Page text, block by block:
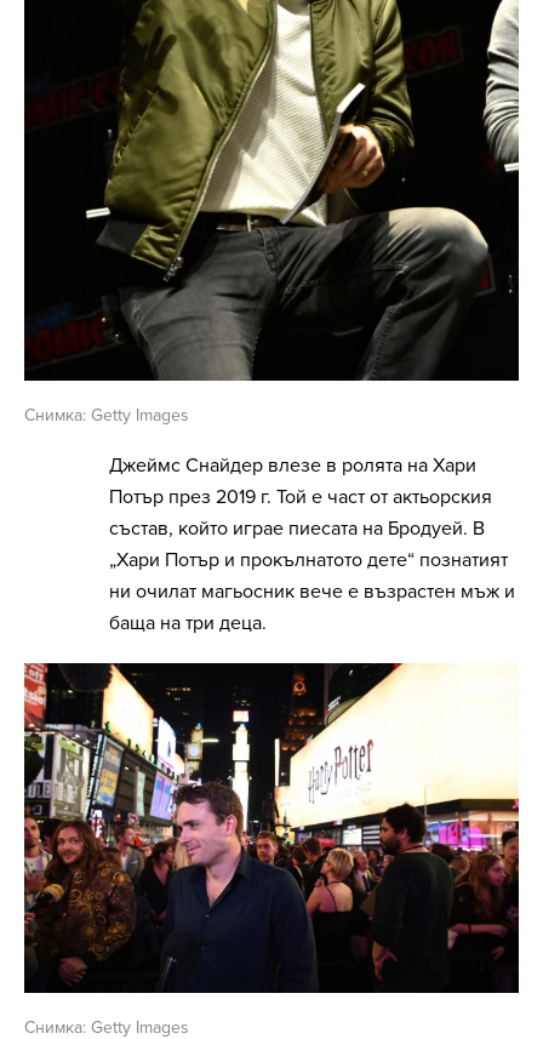
Снимка: Getty Images
Джеймс Снайдер влезе в ролята на Хари
Потър през 2019 г. Той е част от актьорския
състав, който играе пиесата на Бродуей. В
„Хари Потър и прокълнатото дете“ познатият
ни очилат магьосник вече е възрастен мъж и
баща на три деца.
Снимка: Getty Images